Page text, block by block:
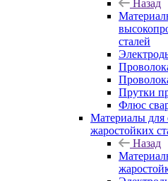
Назад
сталей
Прутки
Флюс
Материалы
жаростойких
Назад